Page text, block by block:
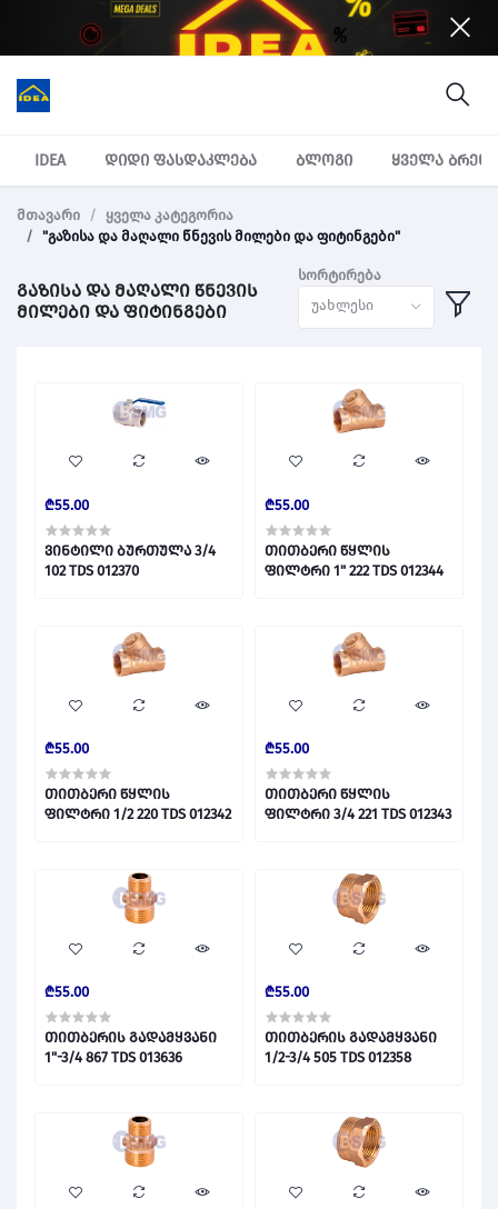
IDEA დიდი ფასდაკლება ბლოგი ყველა
მთავარი
ყველა კატეგორია
"გაზისა და მაღალი წნევის მილები და ფიტინგები"
გაზისა და მაღალი წნევის
მილები და ფიტინგები
სორტირება
უახლესი
₾55.00
ვინტილი ბურთულა 3/4
102 TDS 012370
₾55.00
თითბერი წყლის
ფილტრი 1" 222 TDS 012344
₾55.00
თითბერი წყლის
ფილტრი 1/2 220 TDS 012342
₾55.00
თითბერი წყლის
ფილტრი 3/4 221 TDS 012343
₾55.00
თითბერის გადამყვანი
1"-3/4 867 TDS 013636
₾55.00
თითბერის გადამყვანი
1/2-3/4 505 TDS 012358